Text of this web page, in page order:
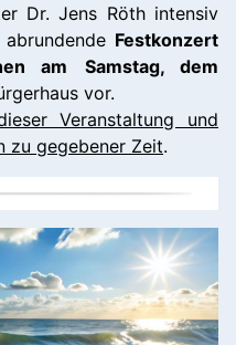
Dr. Jens Röth intensiv
Festkonzert
am
Samstag, dem
vor.
Veranstaltung und
zu gegebener Zeit.